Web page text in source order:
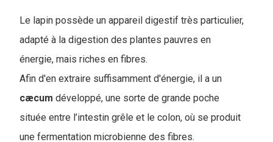
Le lapin possède un appareil digestif très particulier,
adapté à la digestion des plantes pauvres en
énergie, mais riches en fibres.
Afin d'en extraire suffisamment d'énergie, il a un
cæcum développé, une sorte de grande poche
située entre l’intestin grêle et le colon, où se produit
une fermentation microbienne des fibres.